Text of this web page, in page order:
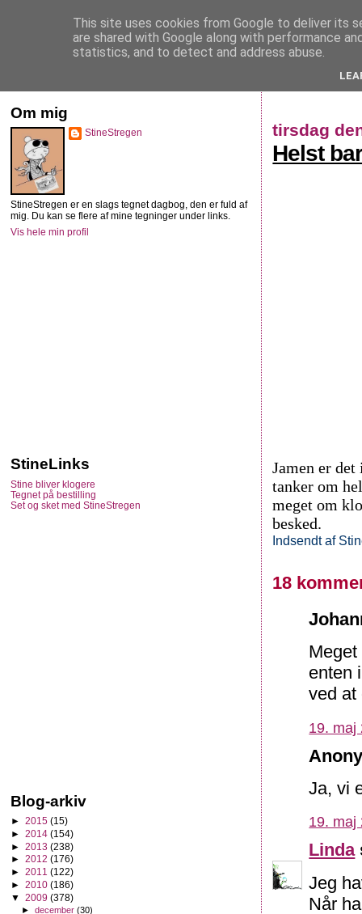
StineStregen
tirsdag
Helst
Jamen er
tanker om
meget om
besked.
Indsendt af
18
enten
ved at
19. maj
Ja, vi
19. maj
Linda
Jeg
Når
Om mig
StineStregen
StineStregen er en slags tegnet dagbog, den er fuld af
mig. Du kan se flere af mine tegninger under links.
Vis hele min profil
StineLinks
Stine bliver klogere
Tegnet på bestilling
Set og sket med StineStregen
Blog-arkiv
► 2015 (15)
► 2014 (154)
► 2013 (238)
► 2012 (176)
► 2011 (122)
► 2010 (186)
▼ 2009 (378)
►december(30)
This site uses cookies from Google to deliver its
are shared with Google along with performance
statistics, and to detect and address abuse.